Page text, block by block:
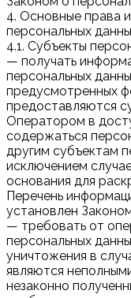
4. Основные права
персональных
4.1. Субъекты
— получать
персональных
предусмотренных
предоставляются
Оператором в
содержаться
другим субъектам
исключением
основания для
Перечень
установлен
— требовать от
персональных
уничтожения в
являются
незаконно